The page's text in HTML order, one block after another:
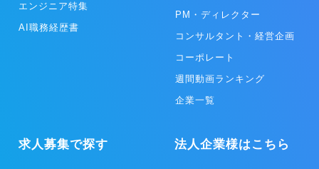
エンジニア特集
AI職務経歴書
PM・ディレクター
コンサルタント・経営企画
コーポレート
週間動画ランキング
企業一覧
求人募集で探す 法人企業様はこちら